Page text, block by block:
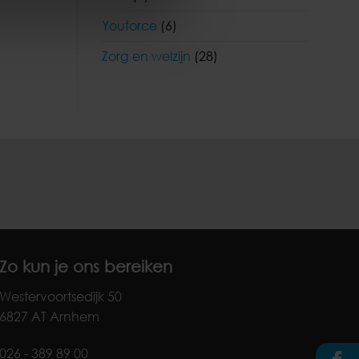
Youforce (6)
Zorg en welzijn (28)
Zo kun je ons bereiken
Westervoortsedijk 50
6827 AT Arnhem
026 - 389 89 00